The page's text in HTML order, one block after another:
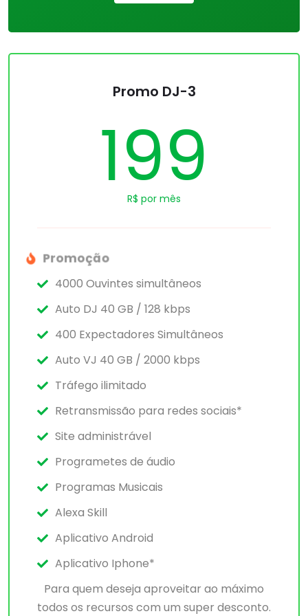
Promo DJ-3
199
R$ por mês
Promoção
4000 Ouvintes simultâneos
Auto DJ 40 GB / 128 kbps
400 Expectadores Simultâneos
Auto VJ 40 GB / 2000 kbps
Tráfego ilimitado
Retransmissão para redes sociais*
Site administrável
Programetes de áudio
Programas Musicais
Alexa Skill
Aplicativo Android
Aplicativo Iphone*
Para quem deseja aproveitar ao máximo
todos os recursos com um super desconto.